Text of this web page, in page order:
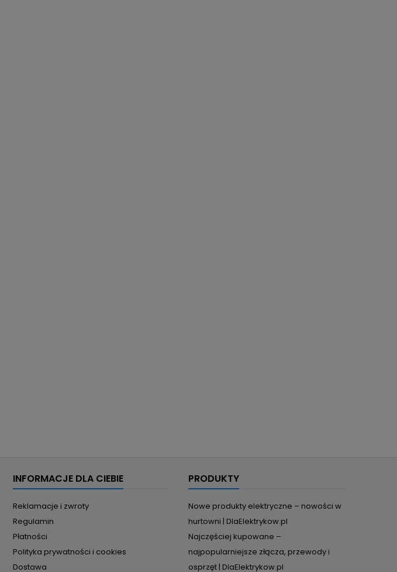
INFORMACJE DLA CIEBIE
Reklamacje i zwroty
Regulamin
Płatności
Polityka prywatności i cookies
Dostawa
PRODUKTY
Nowe produkty elektryczne – nowości w
hurtowni | DlaElektrykow.pl
Najczęściej kupowane –
najpopularniejsze złącza, przewody i
osprzęt | DlaElektrykow.pl